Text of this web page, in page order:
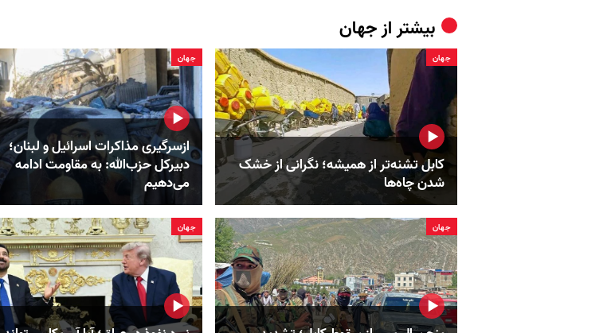
بیشتر ازجهان
جهان
کابل تشنه‌تر از همیشه؛ نگرانی از خشک‌
شدن چاه‌ها
جهان
ازسرگیری مذاکرات اسرائیل و لبنان؛
دبیرکل حزب‌الله: به مقاومت ادامه
می‌دهیم
جهان جهان